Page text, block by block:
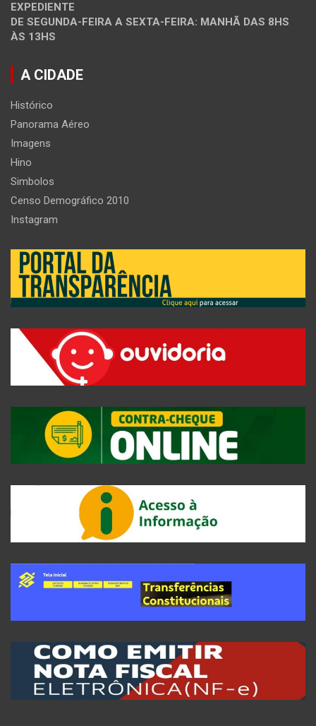
EXPEDIENTE
DE SEGUNDA-FEIRA A SEXTA-FEIRA: MANHÃ DAS 8HS
ÀS 13HS
A CIDADE
Histórico
Panorama Aéreo
Imagens
Hino
Simbolos
Censo Demográfico 2010
Instagram